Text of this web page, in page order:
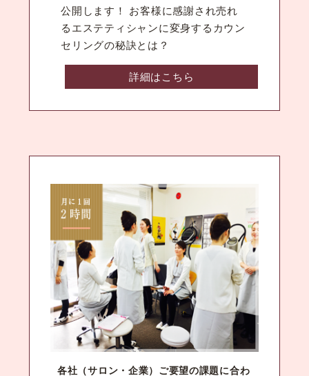
公開します！ お客様に感謝され売れ
るエステティシャンに変身するカウン
セリングの秘訣とは？
詳細はこちら
各社（サロン・企業）ご要望の課題に合わ